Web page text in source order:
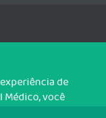
CEP: 70200-760 -
de
você